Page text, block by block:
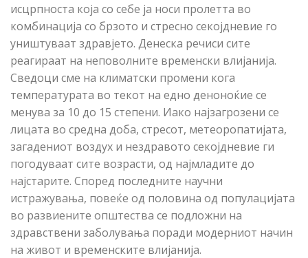
исцрпноста која со себе ја носи пролетта во
комбинација со брзото и стресно секојдневие го
уништуваат здравјето. Денеска речиси сите
реагираат на неповолните временски влијанија.
Сведоци сме на климатски промени кога
температурата во текот на едно деноноќие се
менува за 10 до 15 степени. Иако најзагрозени се
лицата во средна доба, стресот, метеоропатијата,
загадениот воздух и нездравото секојдневие ги
погодуваат сите возрасти, од најмладите до
најстарите. Според последните научни
истражувања, повеќе од половина од популацијата
во развиените општества се подложни на
здравствени заболувања поради модерниот начин
на живот и временските влијанија.